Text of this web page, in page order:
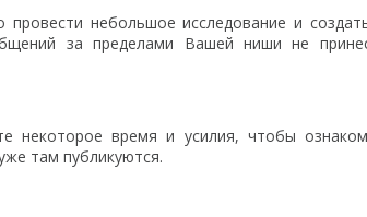
небольшое исследование и
за пределами Вашей ниши не
некоторое время и усилия, чтобы
там публикуются.